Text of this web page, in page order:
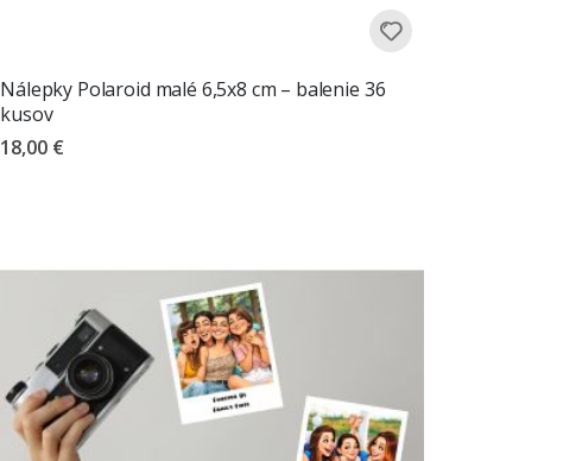
Nálepky Polaroid malé 6,5x8 cm – balenie 36
kusov
18,00 €